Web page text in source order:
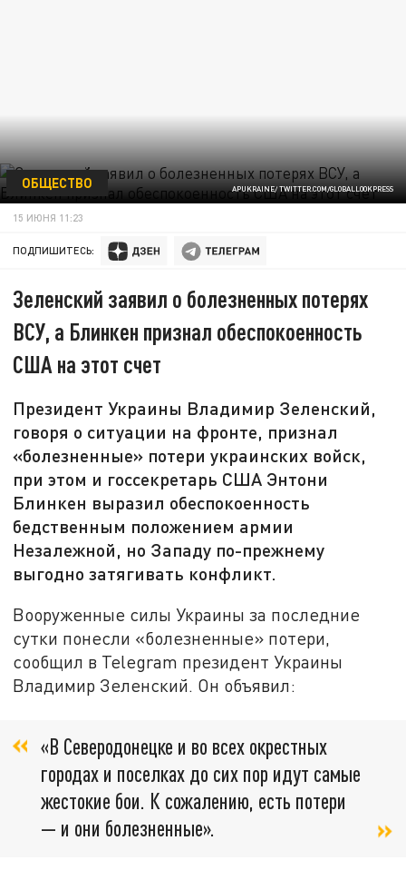
APUKRAINE/ TWITTER.COM/GLOBALLOOKPRESS
ОБЩЕСТВО
15 ИЮНЯ 11:23
ПОДПИШИТЕСЬ:
Зеленский заявил о болезненных потерях
ВСУ, а Блинкен признал обеспокоенность
США на этот счет
Президент Украины Владимир Зеленский,
говоря о ситуации на фронте, признал
«болезненные» потери украинских войск,
при этом и госсекретарь США Энтони
Блинкен выразил обеспокоенность
бедственным положением армии
Незалежной, но Западу по-прежнему
выгодно затягивать конфликт.
Вооруженные силы Украины за последние
сутки понесли «болезненные» потери,
сообщил в Telegram президент Украины
Владимир Зеленский. Он объявил:
«В Северодонецке и во всех окрестных
городах и поселках до сих пор идут самые
жестокие бои. К сожалению, есть потери
— и они болезненные».